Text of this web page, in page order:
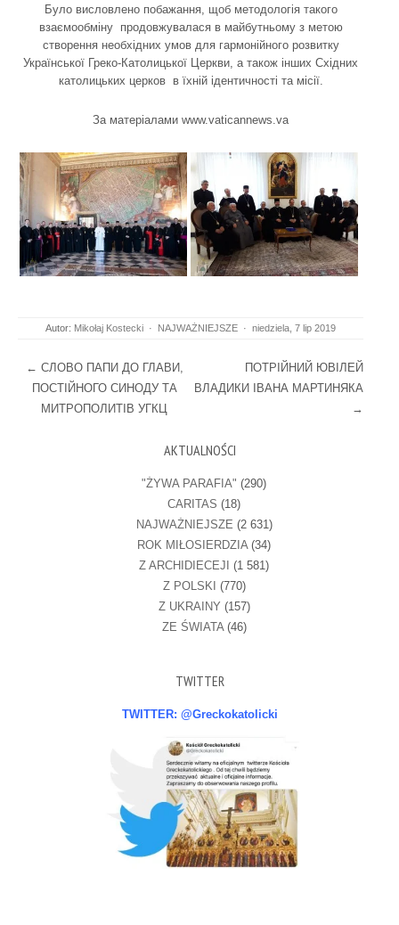
Було висловлено побажання, щоб методологія такого
взаємообміну продовжувалася в майбутньому з метою
створення необхідних умов для гармонійного розвитку
Української Греко-Католицької Церкви, а також інших Східних
католицьких церков в їхній ідентичності та місії.
За матеріалами www.vaticannews.va
Autor: Mikołaj Kostecki · NAJWAŻNIEJSZE · niedziela, 7 lip 2019
Post navigation
← СЛОВО ПАПИ ДО ГЛАВИ,
ПОСТІЙНОГО СИНОДУ ТА
МИТРОПОЛИТІВ УГКЦ
ПОТРІЙНИЙ ЮВІЛЕЙ
ВЛАДИКИ ІВАНА МАРТИНЯКА
→
AKTUALNOŚCI
"ŻYWA PARAFIA" (290)
CARITAS (18)
NAJWAŻNIEJSZE (2 631)
ROK MIŁOSIERDZIA(34)
Z ARCHIDIECEJI (1 581)
Z POLSKI (770)
Z UKRAINY (157)
ZE ŚWIATA(46)
TWITTER
TWITTER: @Greckokatolicki